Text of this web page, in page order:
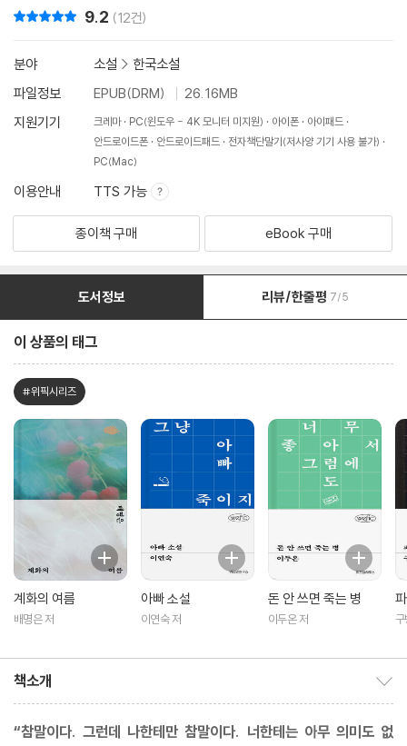
9.2 (12건)
분야 소설 > 한국소설
파일정보
EPUB(DRM)
26.16MB
지원기기
크레마 PC(윈도우 - 4K 모니터 미지원) 아이폰
아이패드
안드로이드폰
안드로이드패드
전자책단말기(저사양 기기 사용 불가)
PC(Mac)
이용안내 TTS 가능
종이책 구매 eBook 구매
도서정보 리뷰/한줄평 7/5
이 상품의 태그
#위픽시리즈
계화의 여름
배명은 저
아빠 소설
이연숙 저
돈 안 쓰면 죽는 병
이두온 저 구
책소개
“참말이다. 그런데 나한테만 참말이다. 너한테는 아무 의미도 없